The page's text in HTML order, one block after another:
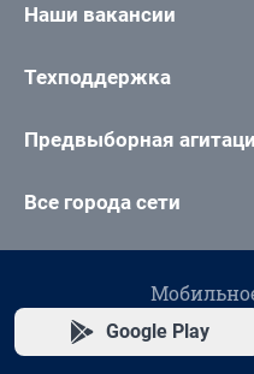
Наши вакансии
Техподдержка
Предвыборная
Все города сети
Google Play